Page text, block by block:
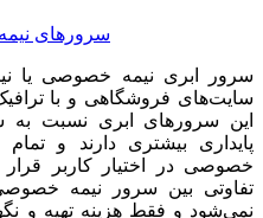
سرورهای
سرور ابری نیمه خصوصی یا
سایت‌های فروشگاهی و با ترافیک
این سرورهای ابری نسبت
پایداری بیشتری دارند و
خصوصی در اختیار کاربر قرار
تفاوتی بین سرور نیمه
نمی‌شود و فقط هزینه تهیه و